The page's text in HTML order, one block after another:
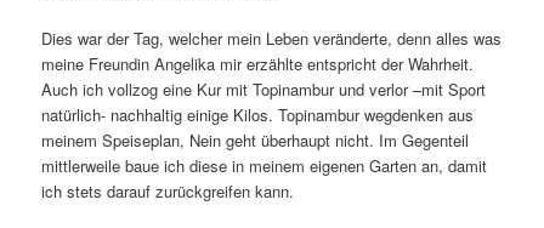
Dies war der Tag, welcher mein Leben veränderte, denn alles was
meine Freundin Angelika mir erzählte entspricht der Wahrheit.
Auch ich vollzog eine Kur mit Topinambur und verlor –mit Sport
natürlich- nachhaltig einige Kilos. Topinambur wegdenken aus
meinem Speiseplan, Nein geht überhaupt nicht. Im Gegenteil
mittlerweile baue ich diese in meinem eigenen Garten an, damit
ich stets darauf zurückgreifen kann.